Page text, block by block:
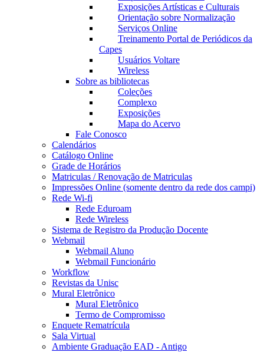
Exposições Artísticas e Culturais
Orientação sobre Normalização
Serviços Online
Treinamento Portal de Periódicos da
Capes
Usuários Voltare
Wireless
Sobre as bibliotecas
Coleções
Complexo
Exposições
Mapa do Acervo
Fale Conosco
Calendários
Catálogo Online
Grade de Horários
Matriculas / Renovação de Matriculas
Impressões Online (somente dentro da rede dos campi)
Rede Wi-fi
Rede Eduroam
Rede Wireless
Sistema de Registro da Produção Docente
Webmail
Webmail Aluno
Webmail Funcionário
Workflow
Revistas da Unisc
Mural Eletrônico
Mural Eletrônico
Termo de Compromisso
Enquete Rematrícula
Sala Virtual
Ambiente Graduação EAD - Antigo